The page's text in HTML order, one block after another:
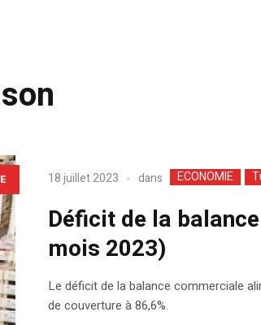
18 juillet 2023 dans ECONOMIE
Déficit de la
mois 2023)
Le déficit de la balance commerciale
de couverture à 86,6%.